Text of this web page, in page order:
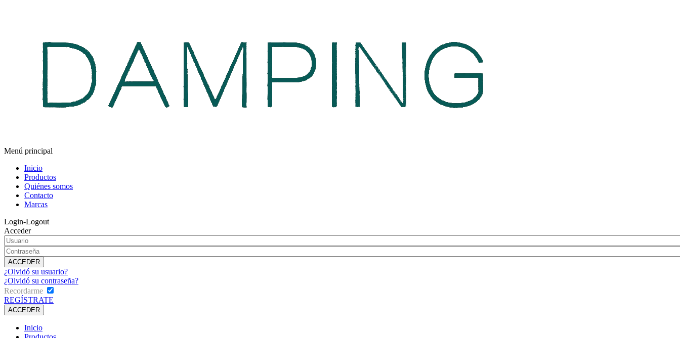
Menú principal
Inicio
Productos
Quiénes somos
Contacto
Marcas
Login-Logout
Acceder
¿Olvidó su usuario?
¿Olvidó su contraseña?
Recordarme
REGÍSTRATE
Inicio